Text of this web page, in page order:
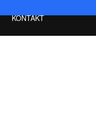
KONTAKT